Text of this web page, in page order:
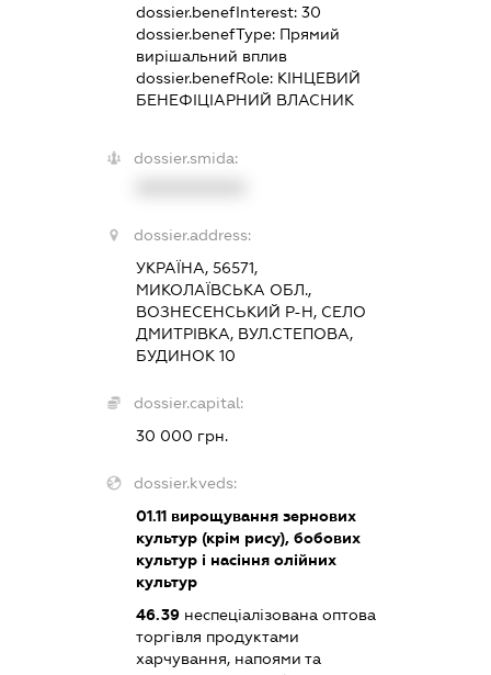
dossier.benefInterest: 30
dossier.benefType: Прямий
вирішальний вплив
dossier.benefRole: КІНЦЕВИЙ
БЕНЕФІЦІАРНИЙ ВЛАСНИК
dossier.smida:
dossier.address:
УКРАЇНА, 56571,
МИКОЛАЇВСЬКА ОБЛ.,
ВОЗНЕСЕНСЬКИЙ Р-Н, СЕЛО
ДМИТРІВКА, ВУЛ.СТЕПОВА,
БУДИНОК 10
dossier.capital:
30 000 грн.
dossier.kveds:
01.11вирощування зернових
культур (крім рису), бобових
культур і насіння олійних
культур
46.39неспеціалізована оптова
торгівля продуктами
харчування, напоями та